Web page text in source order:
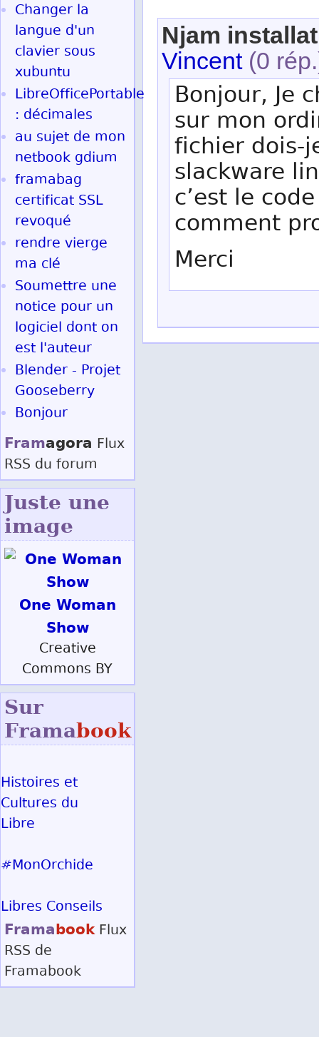
Njam
Vincent (0
Bonjour, Je
sur mon
fichier dois-
slackware
c’est le
comment
Merci
Changer la
langue d'un
clavier sous
xubuntu
LibreOfficePortable
: décimales
au sujet de mon
netbook gdium
framabag
certificat SSL
revoqué
rendre vierge
ma clé
Soumettre une
notice pour un
logiciel dont on
est l'auteur
Blender - Projet
Gooseberry
Bonjour
Framagora Flux
RSS du forum
Juste une
image
One Woman
Show
Creative
Commons BY
Sur
Framabook
Histoires et
Cultures du
Libre
#MonOrchide
Libres Conseils
Framabook Flux
RSS de
Framabook